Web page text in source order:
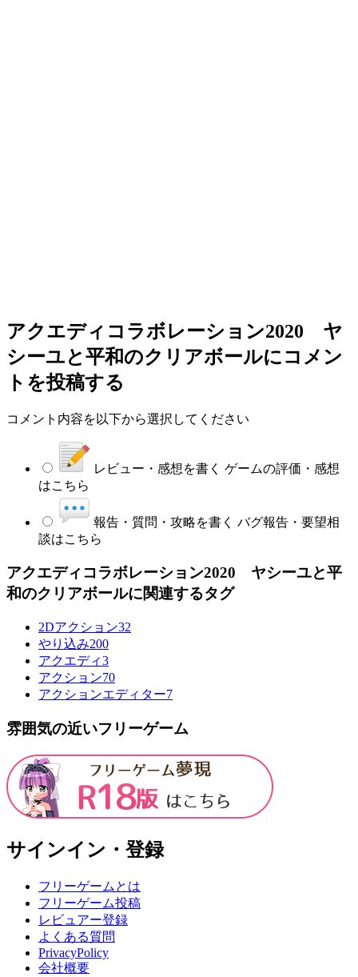
アクエディコラボレーション2020 ヤ
シーユと平和のクリアボールにコメン
トを投稿する
コメント内容を以下から選択してください
レビュー・感想を書く ゲームの評価・感想
はこちら
報告・質問・攻略を書く バグ報告・要望相
談はこちら
アクエディコラボレーション2020 ヤシーユと平
和のクリアボールに関連するタグ
2Dアクション32
やり込み200
アクエディ3
アクション70
アクションエディター7
雰囲気の近いフリーゲーム
サインイン・登録
フリーゲームとは
フリーゲーム投稿
レビュアー登録
よくある質問
PrivacyPolicy
会社概要